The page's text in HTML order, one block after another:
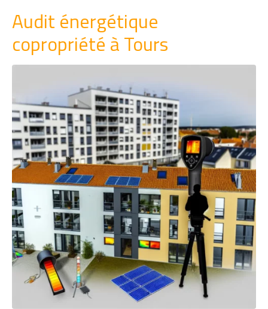
Audit énergétique
copropriété à Tours